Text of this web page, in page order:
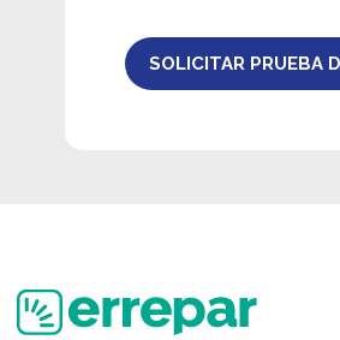
SOLICITAR PRUEBA